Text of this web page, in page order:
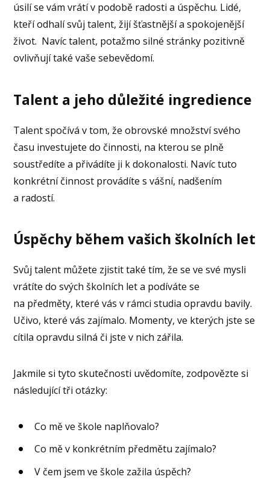
úsilí se vám vrátí v podobě radosti a úspěchu. Lidé,
kteří odhalí svůj talent, žijí šťastnější a spokojenější
život. Navíc talent, potažmo silné stránky pozitivně
ovlivňují také vaše sebevědomí.
Talent a jeho důležité ingredience
Talent spočívá v tom, že obrovské množství svého
času investujete do činnosti, na kterou se plně
soustředíte a přivádíte ji k dokonalosti. Navíc tuto
konkrétní činnost provádíte s vášní, nadšením
a radostí.
Úspěchy během vašich školních let
Svůj talent můžete zjistit také tím, že se ve své mysli
vrátíte do svých školních let a podíváte se
na předměty, které vás v rámci studia opravdu bavily.
Učivo, které vás zajímalo. Momenty, ve kterých jste se
cítila opravdu silná či jste v nich zářila.
Jakmile si tyto skutečnosti uvědomíte, zodpovězte si
následující tři otázky:
Co mě ve škole naplňovalo?
Co mě v konkrétním předmětu zajímalo?
V čem jsem ve škole zažila úspěch?